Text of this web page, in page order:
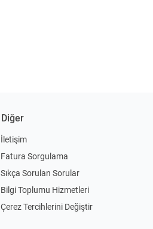
Diğer
İletişim
Fatura Sorgulama
Sıkça Sorulan Sorular
Bilgi Toplumu Hizmetleri
Çerez Tercihlerini Değiştir